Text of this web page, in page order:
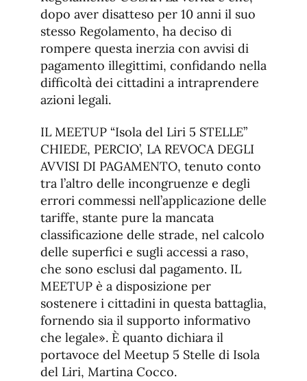
dopo aver disatteso per 10 anni il suo
stesso Regolamento, ha deciso di
rompere questa inerzia con avvisi di
pagamento illegittimi, confidando nella
difficoltà dei cittadini a intraprendere
azioni legali.
IL MEETUP “Isola del Liri 5 STELLE”
CHIEDE, PERCIO’, LA REVOCA DEGLI
AVVISI DI PAGAMENTO, tenuto conto
tra l’altro delle incongruenze e degli
errori commessi nell’applicazione delle
tariffe, stante pure la mancata
classificazione delle strade, nel calcolo
delle superfici e sugli accessi a raso,
che sono esclusi dal pagamento. IL
MEETUP è a disposizione per
sostenere i cittadini in questa battaglia,
fornendo sia il supporto informativo
che legale». È quanto dichiara il
portavoce del Meetup 5 Stelle di Isola
del Liri, Martina Cocco.